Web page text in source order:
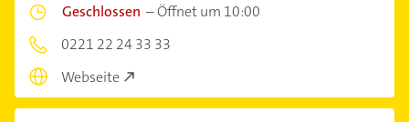
Geschlossen –Öffnet um 10:00
0221 22 24 33 33
Webseite